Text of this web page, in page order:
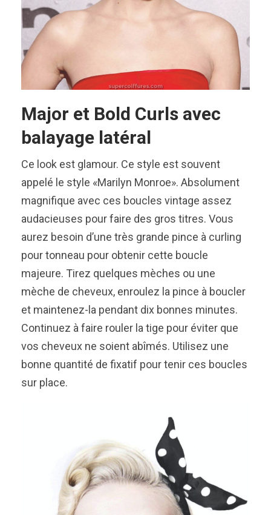
Major et Bold Curls avec
balayage latéral
Ce look est glamour. Ce style est souvent
appelé le style «Marilyn Monroe». Absolument
magnifique avec ces boucles vintage assez
audacieuses pour faire des gros titres. Vous
aurez besoin d’une très grande pince à curling
pour tonneau pour obtenir cette boucle
majeure. Tirez quelques mèches ou une
mèche de cheveux, enroulez la pince à boucler
et maintenez-la pendant dix bonnes minutes.
Continuez à faire rouler la tige pour éviter que
vos cheveux ne soient abîmés. Utilisez une
bonne quantité de fixatif pour tenir ces boucles
sur place.